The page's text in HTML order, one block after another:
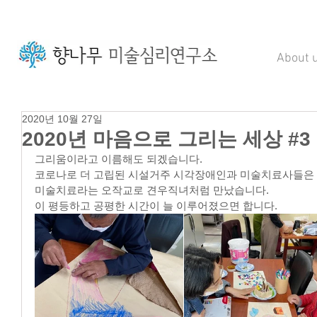
About
2020년 마음으로 그리는 세상 #3
2020년 10월 27일
그리움이라고 이름해도 되겠습니다.
코로나로 더 고립된 시설거주 시각장애인과 미술치료사들은
미술치료라는 오작교로 견우직녀처럼 만났습니다.
이 평등하고 공평한 시간이 늘 이루어졌으면 합니다.